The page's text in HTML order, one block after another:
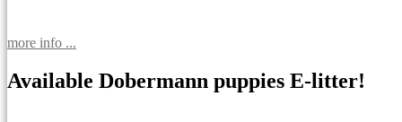
more info ...
Available Dobermann puppies E-litter!